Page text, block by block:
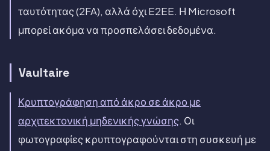
ταυτότητας (2FA), αλλά όχι E2EE. Η Microsoft
μπορεί ακόμα να προσπελάσει δεδομένα.
Vaultaire
Κρυπτογράφηση από άκρο σε άκρο με
αρχιτεκτονική μηδενικής γνώσης. Οι
φωτογραφίες κρυπτογραφούνται στη συσκευή με